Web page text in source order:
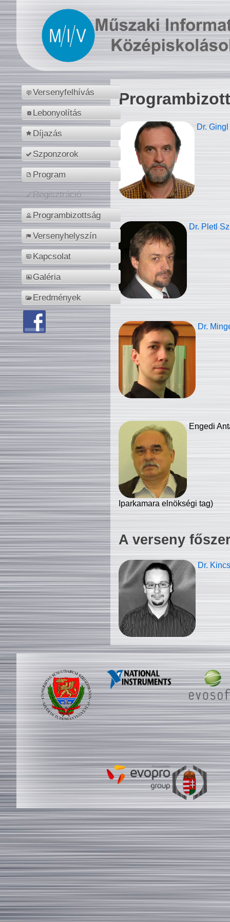
Versenyfelhívás
Lebonyolítás
Díjazás
Szponzorok
Program
Regisztráció
Programbizottság
Versenyhelyszín
Kapcsolat
Galéria
Eredmények
Dr.
Dr. Pletl
Dr.
Engedi
Iparkamara elnökségi tag)
A verseny
Dr.